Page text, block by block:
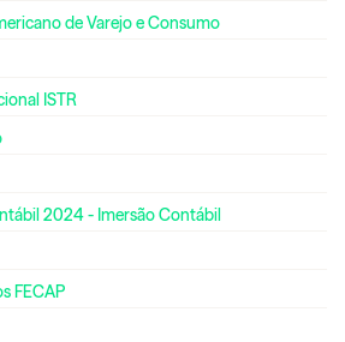
de Varejo e Consumo
ISTR
2024 - Imersão Contábil
FECAP